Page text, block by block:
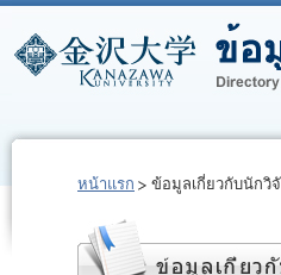
หน้าแรก ข้อมูลเกี่ยวกับนักวิ